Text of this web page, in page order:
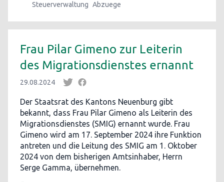
Steuerverwaltung Abzuege
Frau Pilar Gimeno zur Leiterin
des Migrationsdienstes ernannt
29.08.2024
Der Staatsrat des Kantons Neuenburg gibt
bekannt, dass Frau Pilar Gimeno als Leiterin des
Migrationsdienstes (SMIG) ernannt wurde. Frau
Gimeno wird am 17. September 2024 ihre Funktion
antreten und die Leitung des SMIG am 1. Oktober
2024 von dem bisherigen Amtsinhaber, Herrn
Serge Gamma, übernehmen.